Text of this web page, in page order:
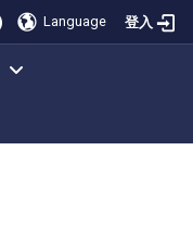
Language 登入